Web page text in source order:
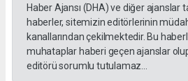
Haber Ajansı (DHA) ve diğer ajanslar
haberler, sitemizin editörlerinin
kanallarından çekilmektedir. Bu
muhataplar haberi geçen ajanslar
editörü sorumlu tutulamaz...